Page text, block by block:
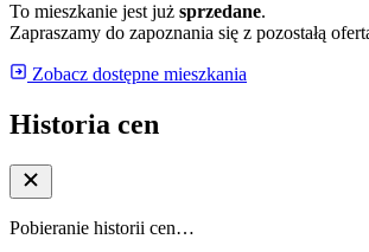
To mieszkanie jest już sprzedane.
Zapraszamy do zapoznania się z pozostałą
Zobacz dostępne mieszkania
Historia cen
Pobieranie historii cen…